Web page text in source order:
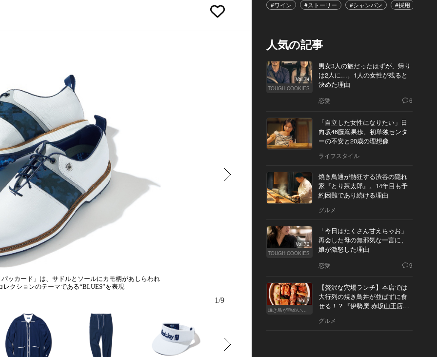
ッカード」は、サドルとソールにカモ柄があしらわれ
クションのテーマである“BLUES”を表現
ラルフ・ローレンやJ.クルーで活躍し、アメリカンクラシックとブリティッシュテーラー
ミックスしたスタイルが得意のトッド・スナイダー氏。彼ならではの解釈で生まれ変わっ
1/9
#ワイン
#ストーリー #シャンパン #採用
人気の記事
Vol.74
TOUGH COOKIES
男女3人の旅だったはずが、帰り
は2人に…。1人の女性が残ると
決めた理由
恋愛 6
「自立した女性になりたい」日
向坂46藤嶌果歩、初単独センタ
ーの不安と20歳の理想像
ライフスタイル
焼き鳥通が熱狂する渋谷の隠れ
家『とり茶太郎』。14年目も予
約困難であり続ける理由
グルメ
Vol.73
TOUGH COOKIES
「今日はたくさん甘えちゃお」
再会した母の無邪気な一言に、
娘が激怒した理由
恋愛 9
Vol.7
焼き鳥が艶めいてきた
【贅沢な穴場ランチ】本店では
大行列の焼き鳥丼が並ばずに食
せる！？『伊勢廣 赤坂山王店』
グルメ